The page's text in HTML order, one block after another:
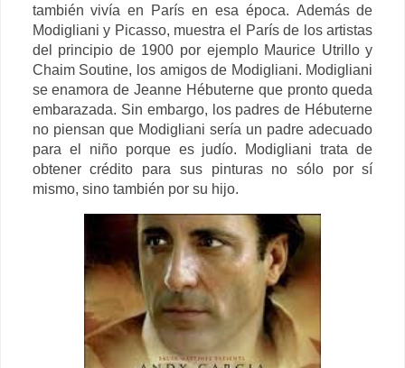
también vivía en París en esa época. Además de
Modigliani y Picasso, muestra el París de los artistas
del principio de 1900 por ejemplo Maurice Utrillo y
Chaim Soutine, los amigos de Modigliani. Modigliani
se enamora de Jeanne Hébuterne que pronto queda
embarazada. Sin embargo, los padres de Hébuterne
no piensan que Modigliani sería un padre adecuado
para el niño porque es judío. Modigliani trata de
obtener crédito para sus pinturas no sólo por sí
mismo, sino también por su hijo.